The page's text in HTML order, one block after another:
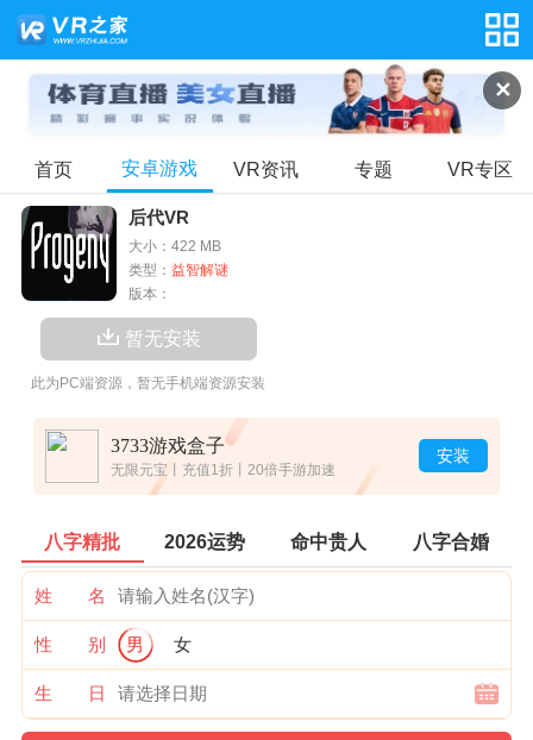
✕
首页 安卓游戏 VR资讯 专题 VR专区
后代VR
大小：422 MB
类型： 益智解谜
版本：
暂无安装
此为PC端资源，暂无手机端资源安装
3733游戏盒子
无限元宝丨充值1折丨20倍手游加速
安装
八字精批 2026运势 命中贵人 八字合婚
姓 名
性 别 男 女
生 日